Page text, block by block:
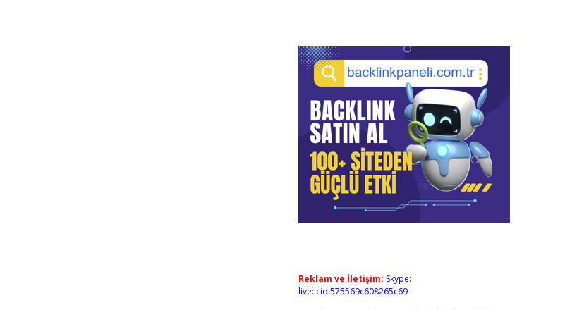
Reklam ve İletişim: Skype:
live:.cid.575569c608265c69